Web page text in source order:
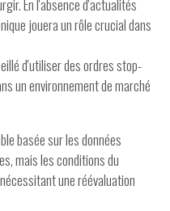
En l'absence d'actualités
jouera un rôle crucial dans
d'utiliser des ordres stop-
un environnement de marché
basée sur les données
mais les conditions du
une réévaluation